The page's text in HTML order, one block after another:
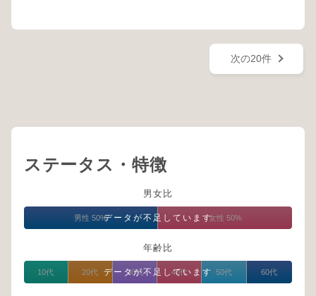
次の20件
ステータス・特徴
男女比
データが不足しています
男性 50% 女性 50%
年齢比
データが不足しています
10代 20代 30代 40代 50代 60代